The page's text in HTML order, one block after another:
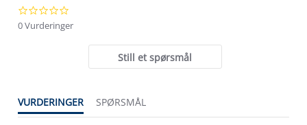
star
0 Vurderinger
Still et spørsmål
VURDERINGER SPØRSMÅL
Kundeservice
Kundeklubb
Klima og miljø
1% til samfunnet
Trelagsprinsippet barn
Alt du trenger til Norgesferien
Gravidklær